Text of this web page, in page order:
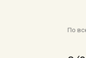
По